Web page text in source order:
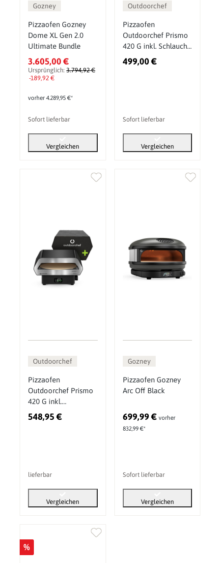
Gozney
Pizzaofen Gozney
Dome XL Gen 2.0
Ultimate Bundle
3.605,00 €
Ursprünglich: 3.794,92 €
-189,92 €
vorher 4.289,95 €*
Sofort lieferbar
Vergleichen
Outdoorchef
Pizzaofen
Outdoorchef Prismo
420 G inkl. Schlauch
& Regler
499,00 €
Sofort lieferbar
Vergleichen
Outdoorchef
Pizzaofen
Outdoorchef Prismo
420 G inkl.
Abdeckhaube
548,95 €
lieferbar
Vergleichen
Gozney
Pizzaofen Gozney
Arc Off Black
699,99 € vorher
832,99 €*
Sofort lieferbar
Vergleichen
%